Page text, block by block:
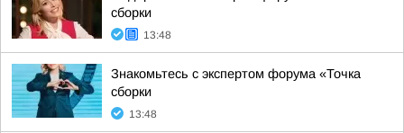
сборки
13:48
Знакомьтесь с экспертом форума «Точка
сборки
13:48